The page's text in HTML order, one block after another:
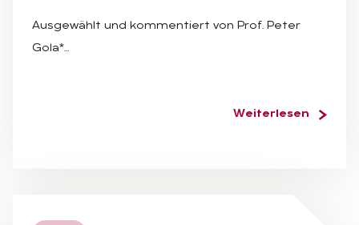
Ausgewählt und kommentiert von Prof. Peter
Gola*…
Weiterlesen